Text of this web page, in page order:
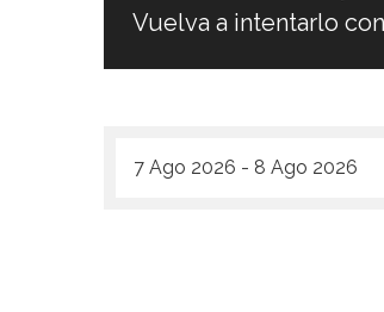
Vuelva a intentarlo